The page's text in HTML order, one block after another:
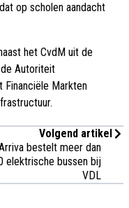
op scholen aandacht
het CvdM uit de
Autoriteit
Financiële Markten
Volgend artikel
bestelt meer dan
elektrische bussen bij
VDL